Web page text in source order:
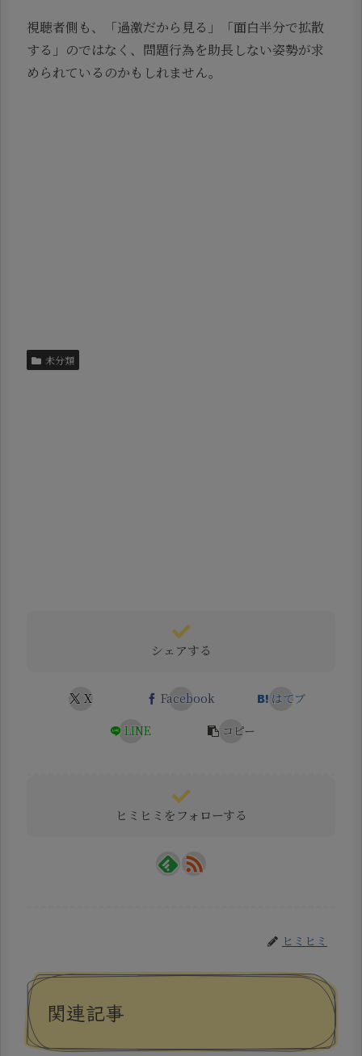
視聴者側も、「過激だから見る」「面白半分で拡散
する」のではなく、問題行為を助長しない姿勢が求
められているのかもしれません。
未分類
シェアする
X Facebook
はてブ
LINE
コピー
ヒミヒミをフォローする
ヒミヒミ
関連記事